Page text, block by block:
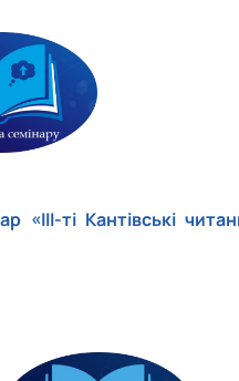
«ІІІ-ті Кантівські